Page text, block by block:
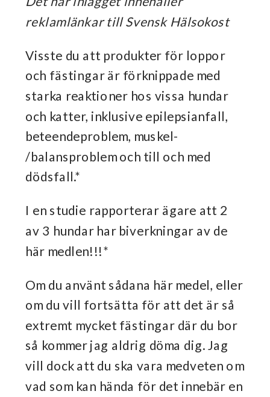
reklamlänkar till Svensk Hälsokost
Visste du att produkter för loppor
och fästingar är förknippade med
starka reaktioner hos vissa hundar
och katter, inklusive epilepsianfall,
beteendeproblem, muskel-
/balansproblem och till och med
dödsfall.*
I en studie rapporterar ägare att 2
av 3 hundar har biverkningar av de
här medlen!!!*
Om du använt sådana här medel, eller
om du vill fortsätta för att det är så
extremt mycket fästingar där du bor
så kommer jag aldrig döma dig. Jag
vill dock att du ska vara medveten om
vad som kan hända för det innebär en